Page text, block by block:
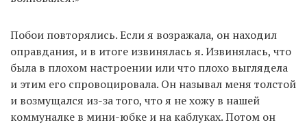
Побои повторялись. Если я возражала, он находил
оправдания, и в итоге извинялась я. Извинялась, что
была в плохом настроении или что плохо выглядела
и этим его спровоцировала. Он называл меня толстой
и возмущался из-за того, что я не хожу в нашей
коммуналке в мини-юбке и на каблуках. Потом он